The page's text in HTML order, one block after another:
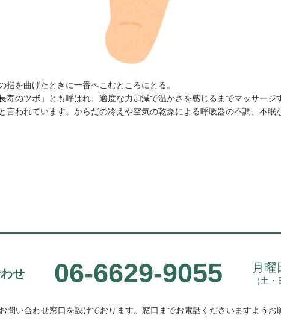
指を曲げたときに一番へこむところにとる。
長寿のツボ」とも呼ばれ、適度な力加減で温かさを感じるまでマッサー
言われています。からだの冷えや空気の乾燥による呼吸器の不調、不眠
せ 06-6629-9055 月曜
（土
問い合わせ窓口を設けております。 窓口までお電話くださいますようお